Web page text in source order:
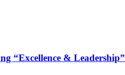
“Excellence & Leadership”